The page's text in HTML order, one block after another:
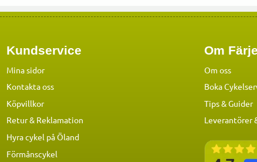
Kundservice
Mina sidor
Kontakta oss
Köpvillkor
Retur & Reklamation
Hyra cykel på Öland
Förmånscykel
Om
Om oss
Boka
Tips & Guider
Leverantörer